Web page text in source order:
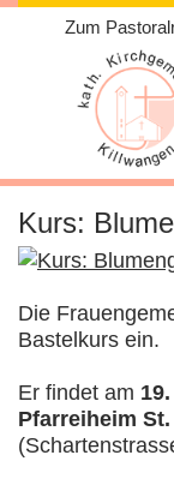
Weiter
zum
Inhalt
Zum
Kurs:
Die
Bastelkurs ein.
Er findet am
Pfarreiheim